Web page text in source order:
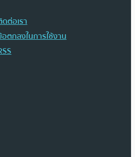
ต่อเรา
ตกลงในการใช้งาน